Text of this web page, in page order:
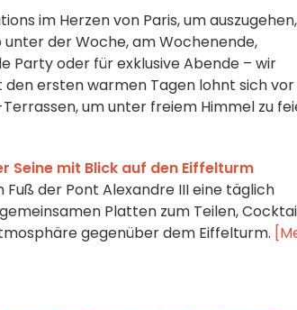
im Herzen von Paris, um auszugehen,
der Woche, am Wochenende,
Party oder für exklusive Abende – wir
den ersten warmen Tagen lohnt sich vor
um unter freiem Himmel zu
Seine mit Blick auf den Eiffelturm
der Pont Alexandre III eine täglich
Platten zum Teilen,
gegenüber dem Eiffelturm.